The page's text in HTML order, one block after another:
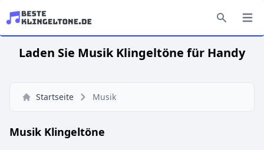
Laden Sie Musik Klingeltöne für Handy
Startseite Musik
Musik Klingeltöne